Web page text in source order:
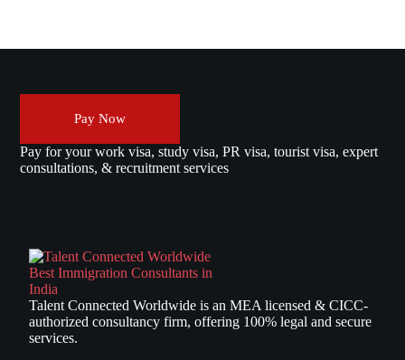
Pay Now
Pay for your work visa, study visa, PR visa, tourist visa, expert
consultations, & recruitment services
Talent Connected Worldwide is an MEA licensed & CICC-
authorized consultancy firm, offering 100% legal and secure
services.